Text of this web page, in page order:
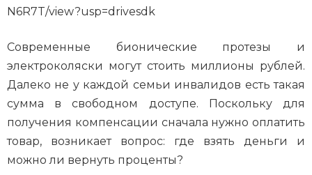
N6R7T/view?usp=drivesdk
Современные бионические протезы и
электроколяски могут стоить миллионы рублей.
Далеко не у каждой семьи инвалидов есть такая
сумма в свободном доступе. Поскольку для
получения компенсации сначала нужно оплатить
товар, возникает вопрос: где взять деньги и
можно ли вернуть проценты?